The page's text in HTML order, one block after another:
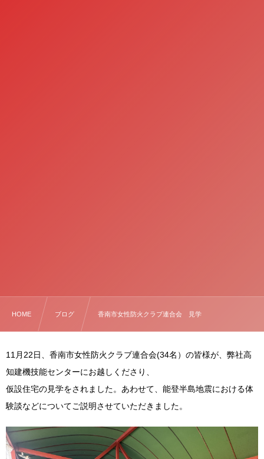
HOME ブログ 香南市女性防火クラブ連合会 見学
11月22日、香南市女性防火クラブ連合会(34名）の皆様が、弊社高
知建機技能センターにお越しくださり、
仮設住宅の見学をされました。あわせて、能登半島地震における体
験談などについてご説明させていただきました。